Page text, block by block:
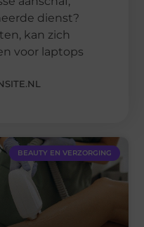
dienst?
kan zich
voor laptops
BEAUTY EN VERZORGING